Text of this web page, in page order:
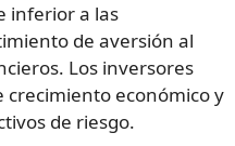
inferior a las
de aversión al
Los inversores
crecimiento económico y
de riesgo.